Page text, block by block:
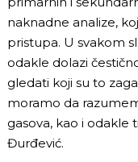
naknadne analize,
pristupa. U svakom
odakle dolazi
gledati koji su to
moramo da
gasova, kao i odakle
Đurđević.